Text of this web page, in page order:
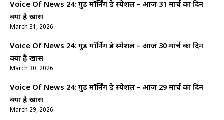
Voice Of News 24: गुड माॅर्निंग डे स्पेशल – आज 31 मार्च का दिन
क्यों है खास
March 31, 2026
Voice Of News 24: गुड माॅर्निंग डे स्पेशल – आज 30 मार्च का दिन
क्यों है खास
March 30, 2026
Voice Of News 24: गुड माॅर्निंग डे स्पेशल – आज 29 मार्च का दिन
क्यों है खास
March 29, 2026